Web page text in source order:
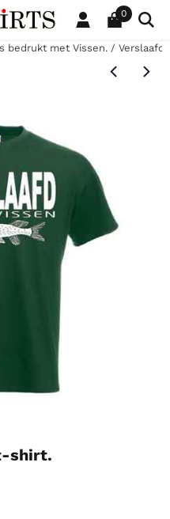
Kies instellingen of sta
0
bedrukt met Vissen. / Verslaafd
shirt.